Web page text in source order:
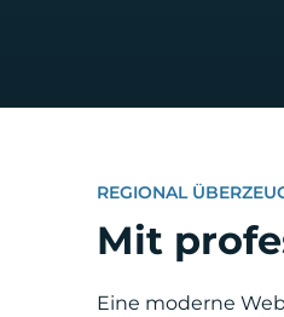
REGIONAL
Mit
Eine moderne